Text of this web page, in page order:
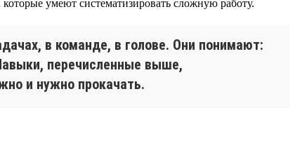
умеют систематизировать сложную работу.
в команде, в голове. Они понимают:
перечисленные выше,
и нужно прокачать.